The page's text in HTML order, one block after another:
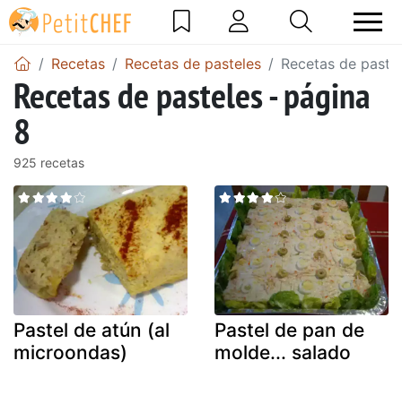
Recetas Recetas de pasteles Recetas de
Recetas de pasteles - página
8
925 recetas
Pastel de atún (al
microondas)
Pastel de pan de
molde... salado